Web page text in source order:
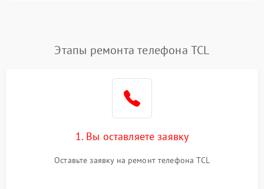
Этапы ремонта телефона TCL
1. Вы оставляете заявку
Оставьте заявку на ремонт телефона TCL